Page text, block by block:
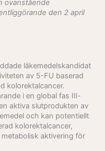
ovanstående
den 2 april
läkemedelskandidat
av 5-FU baserad
kolorektalcancer.
i en global fas III-
aktiva slutprodukten av
och kan potentiellt
kolorektalcancer,
aktivering för